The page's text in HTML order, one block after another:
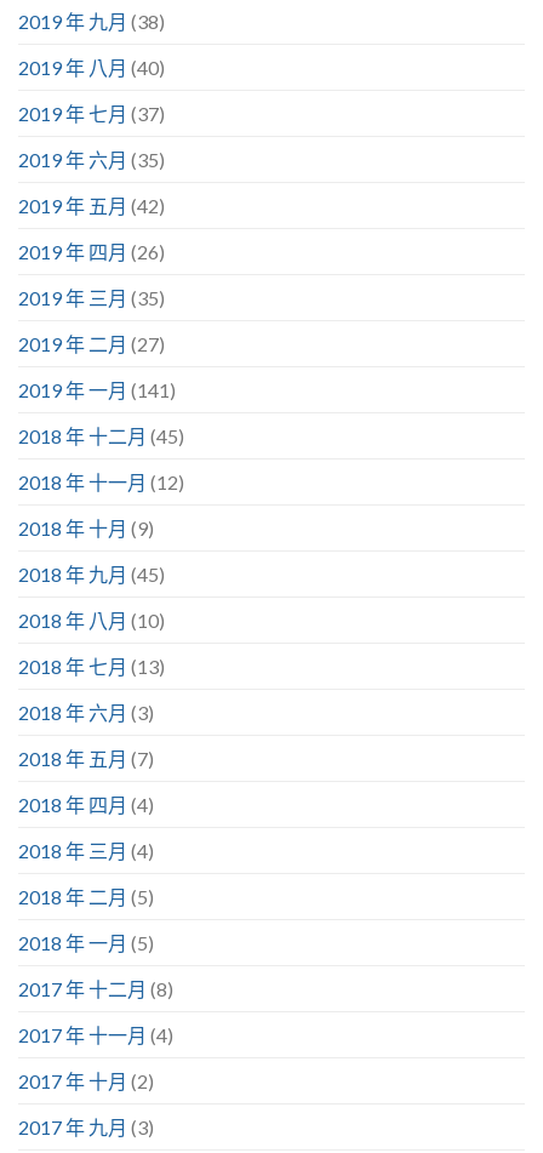
2019 年 九月 (38)
2019 年 八月 (40)
2019 年 七月 (37)
2019 年 六月 (35)
2019 年 五月 (42)
2019 年 四月 (26)
2019 年 三月 (35)
2019 年 二月 (27)
2019 年 一月 (141)
2018 年 十二月 (45)
2018 年 十一月 (12)
2018 年 十月 (9)
2018 年 九月 (45)
2018 年 八月 (10)
2018 年 七月 (13)
2018 年 六月 (3)
2018 年 五月 (7)
2018 年 四月 (4)
2018 年 三月 (4)
2018 年 二月 (5)
2018 年 一月 (5)
2017 年 十二月 (8)
2017 年 十一月 (4)
2017 年 十月 (2)
2017 年 九月 (3)